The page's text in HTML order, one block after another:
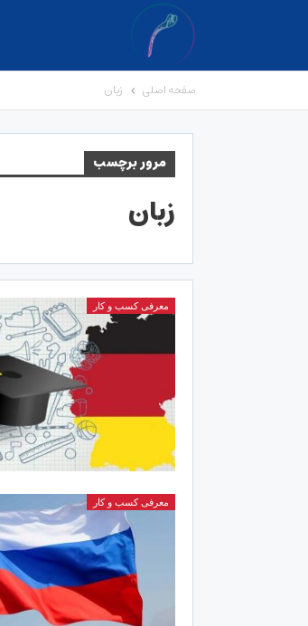
صفحه اصلی زبان
مرور برچسب
زبان
معرفی کسب و کار
معرفی کسب و کار